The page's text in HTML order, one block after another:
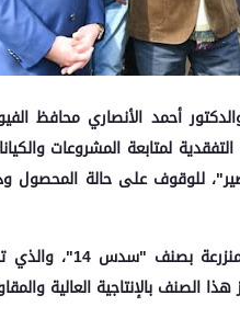
أحمد الأنصاري محافظ
لمتابعة المشروعات
للوقوف على حالة المحصول
حيث تفقد "فاروق"
الصنف بالإنتاجية العالية